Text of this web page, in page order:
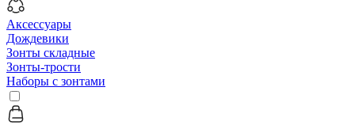
Аксессуары
Дождевики
Зонты складные
Зонты-трости
Наборы с зонтами